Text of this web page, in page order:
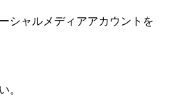
シャルメディアアカウントを
。